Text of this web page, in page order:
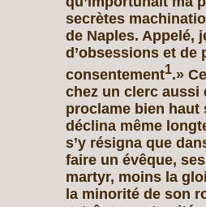
secrètes
de Naples. Appelé,
d’obsessions et de
consentement1.»
chez un clerc
proclame bien haut
déclina même
s’y résigna que
faire un évêque,
martyr, moins la
la minorité de son